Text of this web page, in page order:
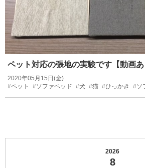
ペット対応の張地の実験です【動画あ
2020年05月15日(金)
#ペット
#ソファベッド #犬 #猫 #ひっかき #ソ
2026
8